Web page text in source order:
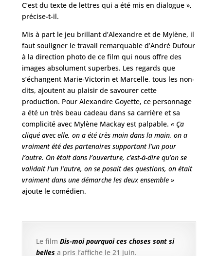
C’est du texte de lettres qui a été mis en dialogue »,
précise-t-il.
Mis à part le jeu brillant d’Alexandre et de Mylène, il
faut souligner le travail remarquable d’André Dufour
à la direction photo de ce film qui nous offre des
images absolument superbes. Les regards que
s’échangent Marie-Victorin et Marcelle, tous les non-
dits, ajoutent au plaisir de savourer cette
production. Pour Alexandre Goyette, ce personnage
a été un très beau cadeau dans sa carrière et sa
complicité avec Mylène Mackay est palpable. « Ça
cliqué avec elle, on a été très main dans la main, on a
vraiment été des partenaires supportant l’un pour
l’autre. On était dans l’ouverture, c’est-à-dire qu’on se
validait l’un l’autre, on se posait des questions, on était
vraiment dans une démarche les deux ensemble »
ajoute le comédien.
Le film Dis-moi pourquoi ces choses sont si
bellesa pris l’affiche le 21 juin.